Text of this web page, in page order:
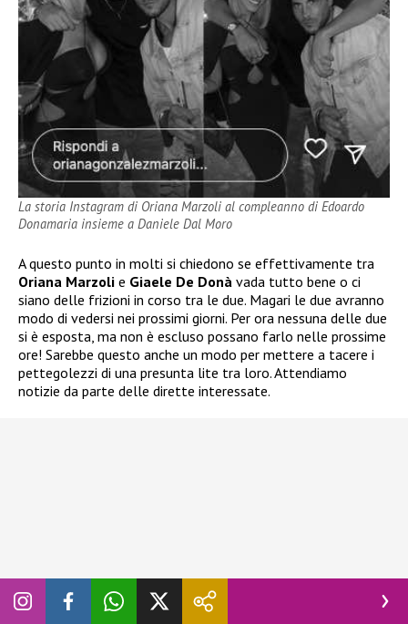
La storia Instagram di Oriana Marzoli al compleanno di Edoardo
Donamaria insieme a Daniele Dal Moro
A questo punto in molti si chiedono se effettivamente tra
Oriana Marzoli e Giaele De Donà vada tutto bene o ci
siano delle frizioni in corso tra le due. Magari le due avranno
modo di vedersi nei prossimi giorni. Per ora nessuna delle due
si è esposta, ma non è escluso possano farlo nelle prossime
ore! Sarebbe questo anche un modo per mettere a tacere i
pettegolezzi di una presunta lite tra loro. Attendiamo
notizie da parte delle dirette interessate.